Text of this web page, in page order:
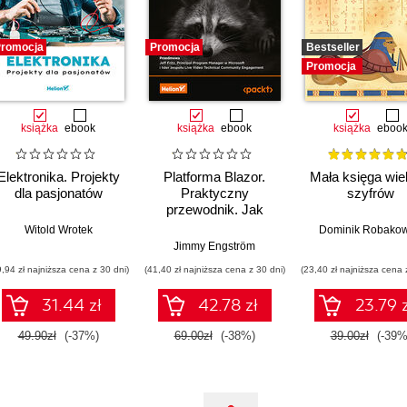
książka ebook
Projekty
dla pasjonatów
Witold Wrotek
zł najniższa cena z 30 dni)
31.44 zł
49.90zł (-37%)
Promocja
książka ebook
Platforma Blazor.
Praktyczny
przewodnik. Jak
aplikacje internetowe
Wydanie II
Jimmy Engström
(41,40 zł najniższa cena z 30 dni)
42.78 zł
69.00zł (-38%)
Bestseller
Promocja
książka ebook
Mała księga
szyfrów
Dominik
(23,40 zł najniższa cena
23.79
39.00zł (-